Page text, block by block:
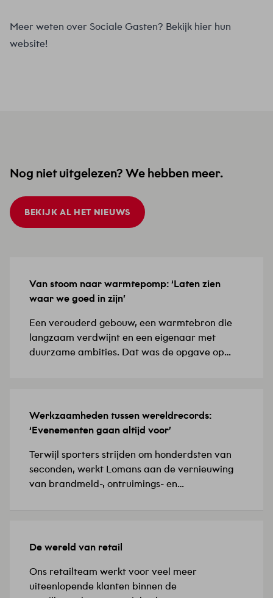
Meer weten over Sociale Gasten? Bekijk hier hun
website!
Nog niet uitgelezen? We hebben meer.
BEKIJK AL HET NIEUWS
15 JULI 2026
Van stoom naar warmtepomp: ‘Laten zien
waar we goed in zijn’
Een verouderd gebouw, een warmtebron die
langzaam verdwijnt en een eigenaar met
duurzame ambities. Dat was de opgave op
waren verouderd en de bestaande
verwarmingsoplossing vroeg om een
projectleider werktuigbouwkunde, toe. Hij
doelt…
8 JULI 2026
Werkzaamheden tussen wereldrecords:
‘Evenementen gaan altijd voor’
Terwijl sporters strijden om honderdsten van
seconden, werkt Lomans aan de vernieuwing
van brandmeld-, ontruimings- en
voortdurend moet anticiperen, bijsturen en
Richard.Omnisport Apeldoorn is de enige
locatie in Nederland waar Europese en
24 JUNI 2026
De wereld van retail
Ons retailteam werkt voor veel meer
uiteenlopende klanten binnen de